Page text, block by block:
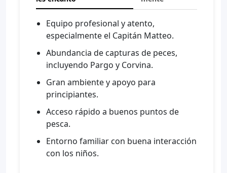
Equipo profesional y atento,
especialmente el Capitán Matteo.
Abundancia de capturas de peces,
incluyendo Pargo y Corvina.
Gran ambiente y apoyo para
principiantes.
Acceso rápido a buenos puntos de
pesca.
Entorno familiar con buena interacción
con los niños.